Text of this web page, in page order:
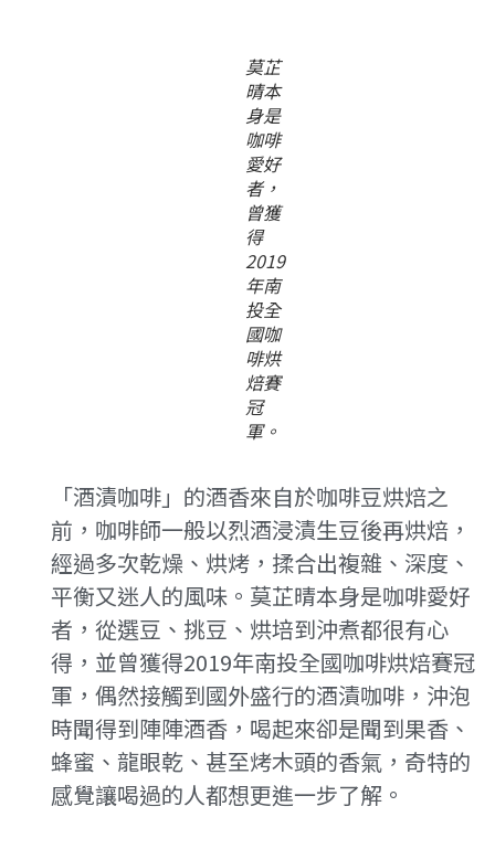
莫芷
晴本
身是
咖啡
愛好
者，
曾獲
得
2019
年南
投全
國咖
啡烘
焙賽
冠
軍。
「酒漬咖啡」的酒香來自於咖啡豆烘焙之
前，咖啡師一般以烈酒浸漬生豆後再烘焙，
經過多次乾燥、烘烤，揉合出複雜、深度、
平衡又迷人的風味。莫芷晴本身是咖啡愛好
者，從選豆、挑豆、烘培到沖煮都很有心
得，並曾獲得2019年南投全國咖啡烘焙賽冠
軍，偶然接觸到國外盛行的酒漬咖啡，沖泡
時聞得到陣陣酒香，喝起來卻是聞到果香、
蜂蜜、龍眼乾、甚至烤木頭的香氣，奇特的
感覺讓喝過的人都想更進一步了解。